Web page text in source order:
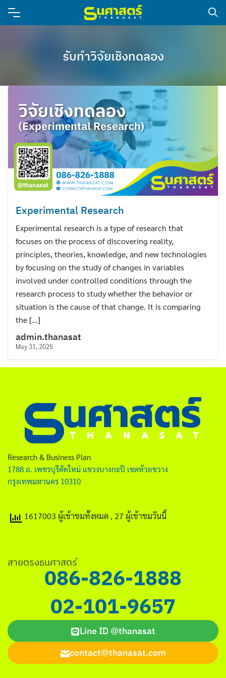
ไทย
English
Search
for:
รับทำวิจัยเชิงทดลอง
Experimental Research
Experimental research is a type of research that
focuses on the process of discovering reality,
principles, theories, knowledge, and new technologies
by focusing on the study of changes in variables
involved under controlled conditions through the
research process to study whether the behavior or
situation is the cause of that change. It is comparing
the […]
admin.thanasat
May 31, 2025
Research & Business Plan
1788 ถ. เพชรบุรีตัดใหม่ แขวงบางกะปิ เขตห้วยขวาง
กรุงเทพมหานคร 10310
1617003 ผู้เข้าชมทั้งหมด , 27 ผู้เข้าชมวันนี้
สายตรงธนศาสตร์
086-826-1888
02-101-9657
Line ID @thanasat
contact@thanasat.com